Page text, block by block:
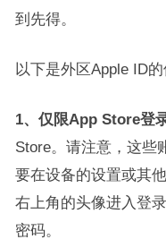
到先得。
以下是外区Apple ID的
1、仅限App Store登
Store。请注意，这些
要在设备的设置或其
右上角的头像进入登
密码。